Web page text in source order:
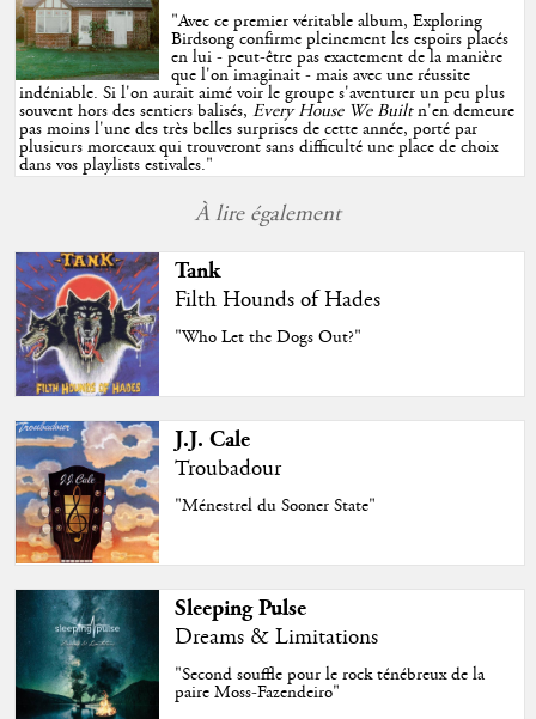
"Avec ce premier véritable album, Exploring
Birdsong confirme pleinement les espoirs placés
en lui - peut-être pas exactement de la manière
que l'on imaginait - mais avec une réussite
indéniable. Si l'on aurait aimé voir le groupe s'aventurer un peu plus
souvent hors des sentiers balisés,Every House We Builtn'en demeure
pas moins l'une des très belles surprises de cette année, porté par
plusieurs morceaux qui trouveront sans difficulté une place de choix
dans vos playlists estivales."
À lire également
Tank
Filth Hounds of Hades
"Who Let the Dogs Out?"
J.J. Cale
Troubadour
"Ménestrel du Sooner State"
Sleeping Pulse
Dreams & Limitations
"Second souffle pour le rock ténébreux de la
paire Moss-Fazendeiro"